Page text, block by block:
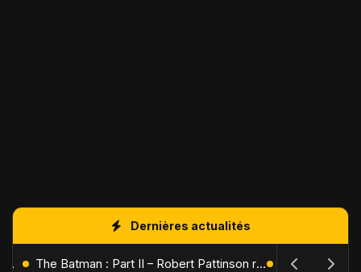
Dernières actualités
L'Âge de Glace : Le Réveil du Volcan – Manny, Sid et Diego de retour pour une aventure explosive The Batman : Part II – Robert Pattinson replonge dans les ténèbres de Gotham dès octobre 2027